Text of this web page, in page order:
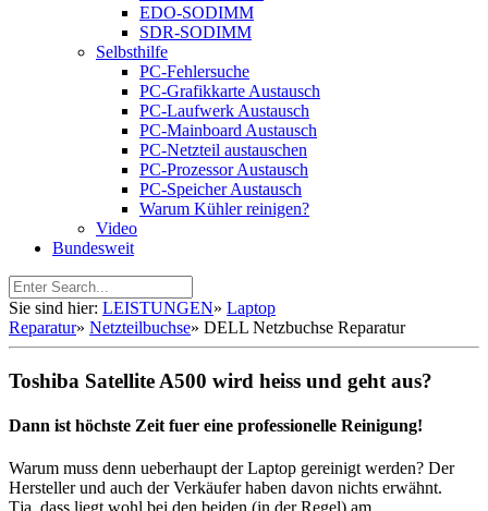
EDO-SODIMM
SDR-SODIMM
Selbsthilfe
PC-Fehlersuche
PC-Grafikkarte Austausch
PC-Laufwerk Austausch
PC-Mainboard Austausch
PC-Netzteil austauschen
PC-Prozessor Austausch
PC-Speicher Austausch
Warum Kühler reinigen?
Video
Bundesweit
Sie sind hier: LEISTUNGEN» Laptop
Reparatur» Netzteilbuchse» DELL Netzbuchse Reparatur
Toshiba Satellite A500 wird heiss und geht aus?
Dann ist höchste Zeit fuer eine professionelle Reinigung!
Warum muss denn ueberhaupt der Laptop gereinigt werden? Der
Hersteller und auch der Verkäufer haben davon nichts erwähnt.